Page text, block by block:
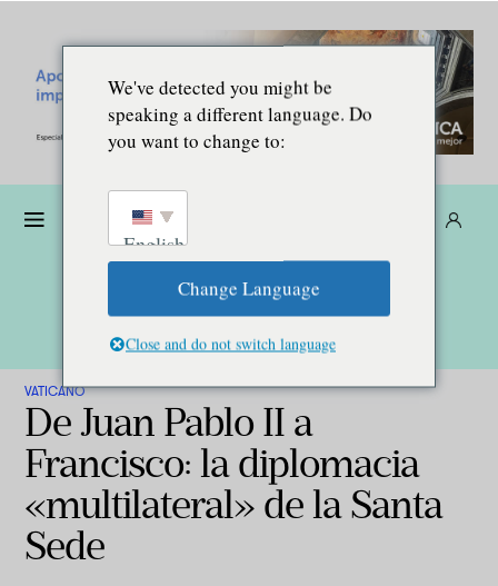
VATICANO
De Juan Pablo II a
Francisco: la diplomacia
«multilateral» de la Santa
Sede
We've detected you might be
speaking a different language. Do
you want to change to:
English
Change Language
Close and do not switch language